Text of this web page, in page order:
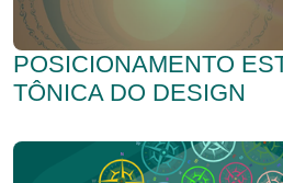
POSICIONAMENTO
TÔNICA DO DESIGN